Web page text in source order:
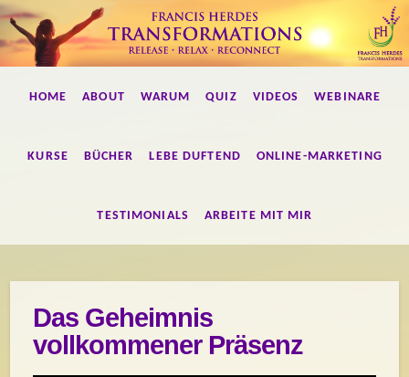
Herdes
HOME ABOUT WARUM QUIZ VIDEOS WEBINARE
KURSE BÜCHER LEBE DUFTEND ONLINE-MARKETING
TESTIMONIALS ARBEITE MIT MIR
Das Geheimnis
vollkommener Präsenz